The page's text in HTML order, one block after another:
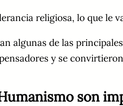
religiosa, lo que le
algunas de las
y se
son